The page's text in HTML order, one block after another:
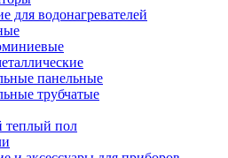
для водонагревателей
панельные
трубчатые
теплый пол